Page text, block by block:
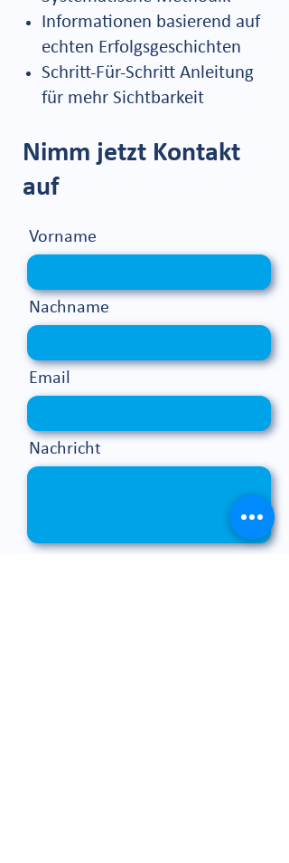
Informationen basierend auf
echten Erfolgsgeschichten
Schritt-Für-Schritt Anleitung
für mehr Sichtbarkeit
Nimm jetzt Kontakt
auf
Vorname
Nachname
Email
Nachricht